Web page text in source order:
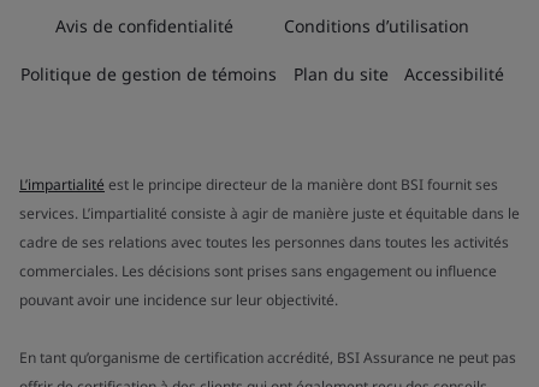
Avis de confidentialité Conditions d’utilisation
Politique de gestion de témoins Plan du site Accessibilité
L’impartialité est le principe directeur de la manière dont BSI fournit ses
services. L’impartialité consiste à agir de manière juste et équitable dans le
cadre de ses relations avec toutes les personnes dans toutes les activités
commerciales. Les décisions sont prises sans engagement ou influence
pouvant avoir une incidence sur leur objectivité.
En tant qu’organisme de certification accrédité, BSI Assurance ne peut pas